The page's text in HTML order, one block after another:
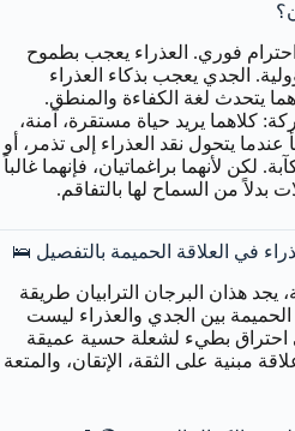
فوري. العذراء يعجب بطموح
الجدي يعجب بذكاء العذراء
يتحدث لغة الكفاءة والمنطق.
كلاهما يريد حياة مستقرة، آمنة،
يتحول نقد العذراء إلى تذمر، أو
لكن لأنهما براغماتيان، فإنهما غالباً
بدلاً من السماح لها بالتفاقم.
في العلاقة الحميمة بالتفصيل 🛌
يجد هذان البرجان الترابيان طريقة
الحميمة بين الجدي والعذراء ليست
احتراق بطيء لشعلة حسية عميقة
مبنية على الثقة، الإتقان، والمتعة